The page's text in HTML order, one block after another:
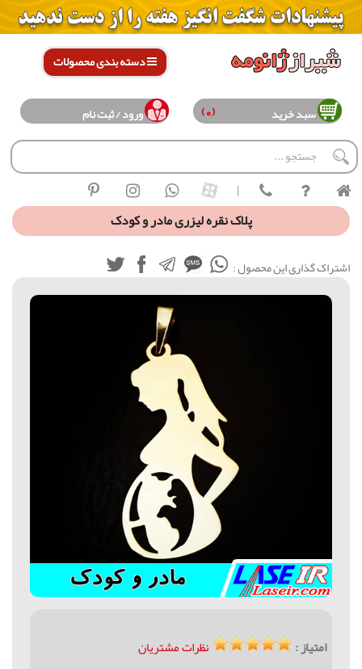
دسته بندی محصولات
سبد خرید (0) ورود / ثبت نام
|
پلاک نقره لیزری مادر و کودک
اشتراک گذاری این محصول :
امتیاز :
نظرات مشتریان